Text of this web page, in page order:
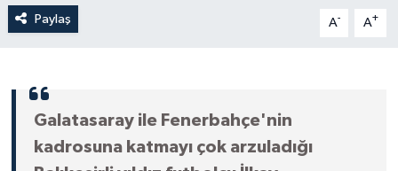
Paylaş A- A+
Galatasaray ile Fenerbahçe'nin
kadrosuna katmayı çok arzuladığı